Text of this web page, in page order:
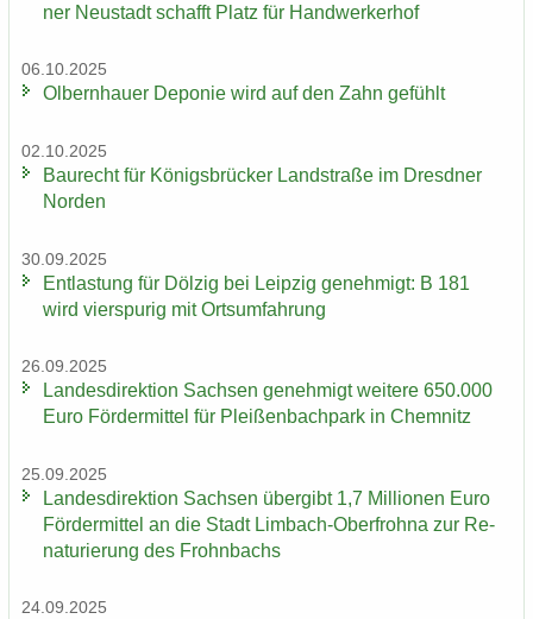
ner Neu­stadt schafft Platz für Hand­wer­ker­hof
06.10.2025
Ol­bern­hau­er De­po­nie wird auf den Zahn ge­fühlt
02.10.2025
Bau­recht für Kö­nigs­brü­cker Land­stra­ße im Dresd­ner
Nor­den
30.09.2025
Ent­las­tung für Döl­zig bei Leip­zig ge­neh­migt: B 181
wird vier­spu­rig mit Orts­um­fah­rung
26.09.2025
Lan­des­di­rek­ti­on Sach­sen ge­neh­migt wei­te­re 650.000
Euro För­der­mit­tel für Plei­ßen­bach­park in Chem­nitz
25.09.2025
Lan­des­di­rek­ti­on Sach­sen über­gibt 1,7 Mil­lio­nen Euro
För­der­mit­tel an die Stadt Limbach-​Oberfrohna zur Re­
na­tu­rie­rung des Frohn­bachs
24.09.2025